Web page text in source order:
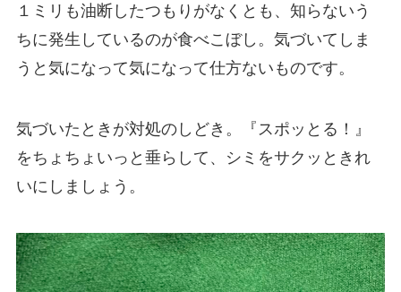
１ミリも油断したつもりがなくとも、知らないう
ちに発生しているのが食べこぼし。気づいてしま
うと気になって気になって仕方ないものです。
気づいたときが対処のしどき。『スポッとる！』
をちょちょいっと垂らして、シミをサクッときれ
いにしましょう。